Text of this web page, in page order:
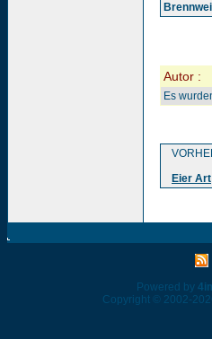
Autor :
Es
Eier Art
Powered by
Copyright © 2002-